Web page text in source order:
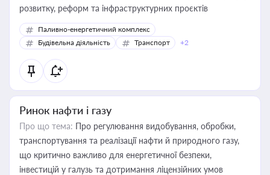
розвитку, реформ та інфраструктурних проєктів
Паливно-енергетичний комплекс
Будівельна діяльність
Транспорт +2
Ринок нафти і газу
Про що тема: Про регулювання видобування, обробки,
транспортування та реалізації нафти й природного газу,
що критично важливо для енергетичної безпеки,
інвестицій у галузь та дотримання ліцензійних умов